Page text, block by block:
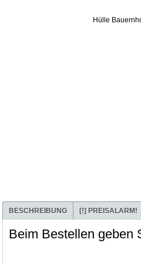
BESCHREIBUNG [!] PREISALARM!
Beim Bestellen geben